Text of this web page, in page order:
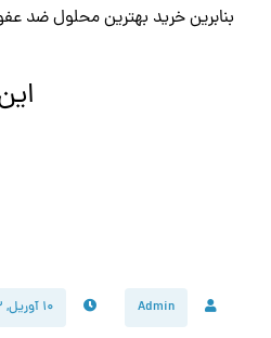
بنابرین خرید بهترین محلول ضد
Admin ۱۰ آوریل, ۲۰۲۲